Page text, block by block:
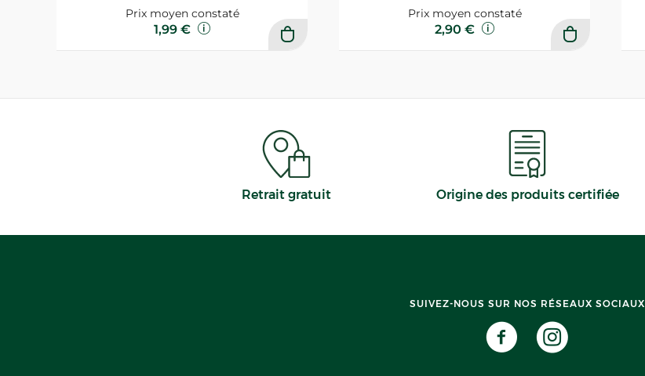
Prix moyen constaté
1,99 €
Prix moyen constaté
2,90 €
Retrait gratuit Origine des produits certifiée
SUIVEZ-NOUS SUR NOS RÉSEAUX SOCIAUX